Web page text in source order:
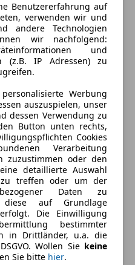
Strom
0 g/km (komb.)
571 km
Benutzererfahrung auf
verwenden wir und
andere Technologien
wir nachfolgend:
und
(z.B. IP Adressen) zu
Werbung
auszuspielen, unser
dessen Verwendung zu
Button unten rechts,
Cookies
Verarbeitung
zuzustimmen oder den
detaillierte Auswahl
zu treffen oder um der
Daten zu
diese auf Grundlage
Die Einwilligung
bestimmter
in Drittländer, u.a. die
Wollen Sie keine
Sie bitte hier.